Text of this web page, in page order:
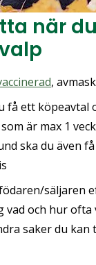
när
,
få ett köpeavtal
är max 1
ska du även
säljaren
och hur ofta
saker du kan